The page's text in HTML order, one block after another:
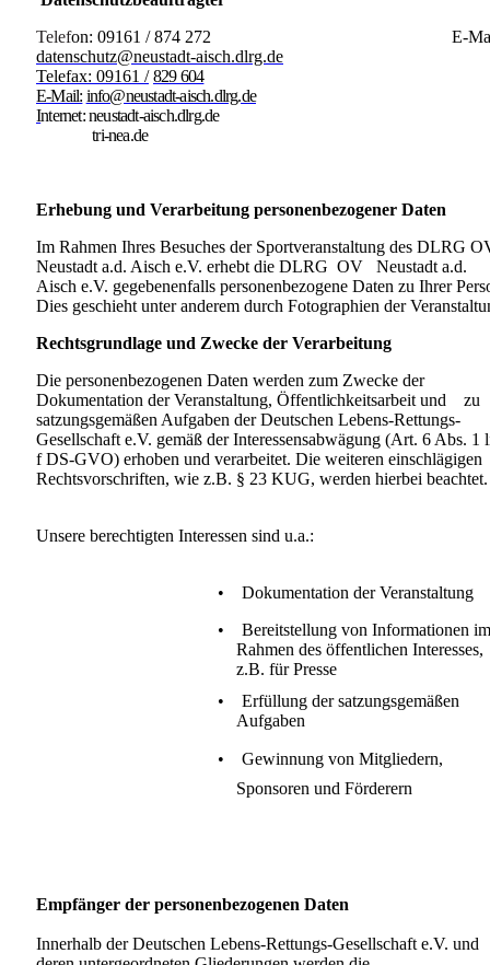
Telefon: 09161 / 874 272 E-
datenschutz@neustadt-aisch.dlrg.de
Telefax: 09161 / 829 604
E-Mail: info@neustadt-aisch.dlrg.de
Internet: neustadt-aisch.dlrg.de
tri-nea.de
Erhebung und Verarbeitung personenbezogener Daten
Im Rahmen Ihres Besuches der Sportveranstaltung des DLRG
Neustadt a.d. Aisch e.V. erhebt die DLRG OV Neustadt a.d.
Aisch e.V. gegebenenfalls personenbezogene Daten zu Ihrer
Dies geschieht unter anderem durch Fotographien der
Rechtsgrundlage und Zwecke der Verarbeitung
Die personenbezogenen Daten werden zum Zwecke der
Dokumentation der Veranstaltung, Öffentlichkeitsarbeit undzu
satzungsgemäßen Aufgaben der Deutschen Lebens-Rettungs-
Gesellschaft e.V. gemäß der Interessensabwägung (Art. 6 Abs. 1
f DS-GVO) erhoben und verarbeitet. Die weiteren einschlägigen
Rechtsvorschriften, wie z.B. § 23 KUG, werden hierbei beachtet.
Unsere berechtigten Interessen sind u.a.:
• Dokumentation der Veranstaltung
• Bereitstellung von Informationen im
Rahmen des öffentlichen Interesses,
z.B. für Presse
• Erfüllung der satzungsgemäßen
Aufgaben
•
Gewinnung von Mitgliedern,
Sponsoren und Förderern
Empfänger der personenbezogenen Daten
Innerhalb der Deutschen Lebens-Rettungs-Gesellschaft e.V. und